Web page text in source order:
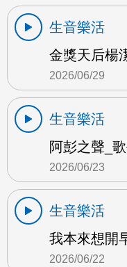
生音樂活
金獎天后楊
2026/06/29
生音樂活
阿彭之聲_
2026/06/23
生音樂活
我本來想開
2026/06/22